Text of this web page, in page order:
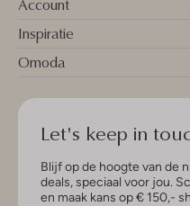
Account
Inspiratie
Omoda
Let's keep in
Blijf op de hoogte van de
deals, speciaal voor jou.
en maak kans op € 150,-